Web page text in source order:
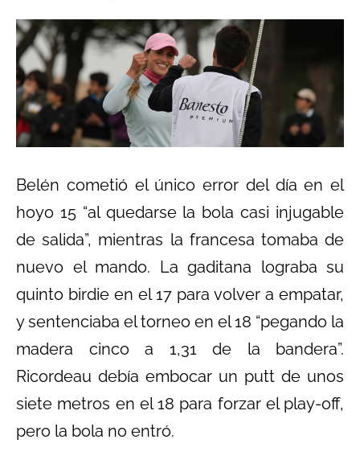
Belén cometió el único error del día en el
hoyo 15 “al quedarse la bola casi injugable
de salida”, mientras la francesa tomaba de
nuevo el mando. La gaditana lograba su
quinto birdie en el 17 para volver a empatar,
y sentenciaba el torneo en el 18 “pegando la
madera cinco a 1,31 de la bandera”.
Ricordeau debía embocar un putt de unos
siete metros en el 18 para forzar el play-off,
pero la bola no entró.